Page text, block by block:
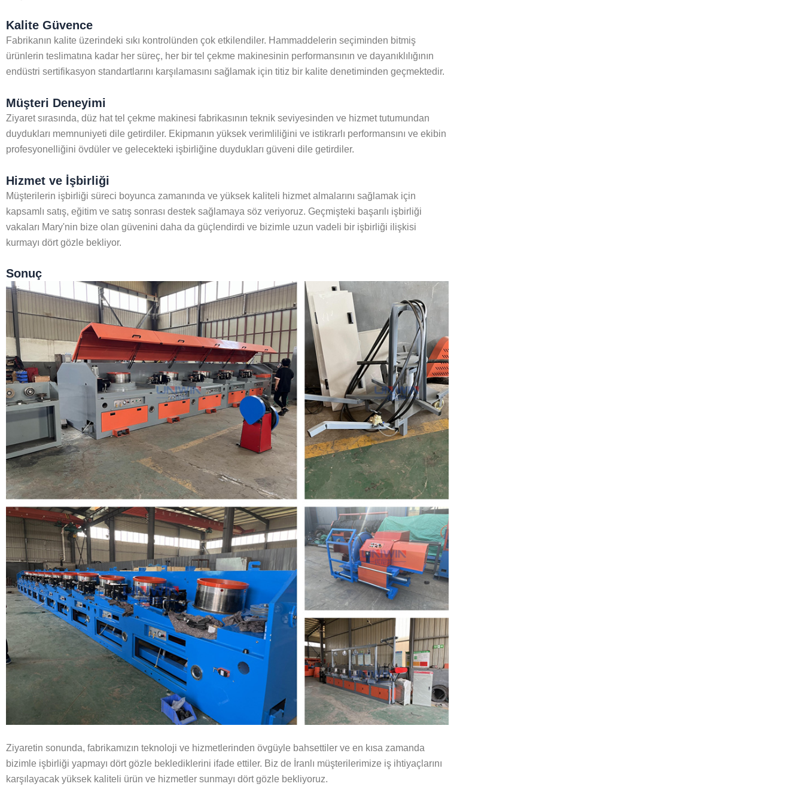
Kalite Güvence
Fabrikanın kalite üzerindeki sıkı kontrolünden çok etkilendiler. Hammaddelerin seçiminden bitmiş
ürünlerin teslimatına kadar her süreç, her bir tel çekme makinesinin performansının ve dayanıklılığının
endüstri sertifikasyon standartlarını karşılamasını sağlamak için titiz bir kalite denetiminden geçmektedir.
Müşteri Deneyimi
Ziyaret sırasında, düz hat tel çekme makinesi fabrikasının teknik seviyesinden ve hizmet tutumundan
duydukları memnuniyeti dile getirdiler. Ekipmanın yüksek verimliliğini ve istikrarlı performansını ve ekibin
profesyonelliğini övdüler ve gelecekteki işbirliğine duydukları güveni dile getirdiler.
Hizmet ve İşbirliği
Müşterilerin işbirliği süreci boyunca zamanında ve yüksek kaliteli hizmet almalarını sağlamak için
kapsamlı satış, eğitim ve satış sonrası destek sağlamaya söz veriyoruz. Geçmişteki başarılı işbirliği
vakaları Mary'nin bize olan güvenini daha da güçlendirdi ve bizimle uzun vadeli bir işbirliği ilişkisi
kurmayı dört gözle bekliyor.
Sonuç
Ziyaretin sonunda, fabrikamızın teknoloji ve hizmetlerinden övgüyle bahsettiler ve en kısa zamanda
bizimle işbirliği yapmayı dört gözle beklediklerini ifade ettiler. Biz de İranlı müşterilerimize iş ihtiyaçlarını
karşılayacak yüksek kaliteli ürün ve hizmetler sunmayı dört gözle bekliyoruz.